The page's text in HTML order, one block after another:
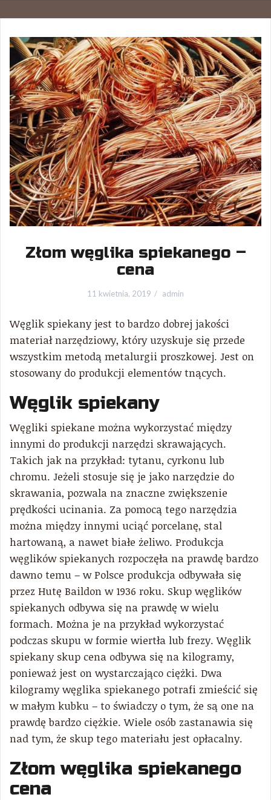
Złom węglika spiekanego –
cena
11 kwietnia, 2019 admin
Węglik spiekany jest to bardzo dobrej jakości
materiał narzędziowy, który uzyskuje się przede
wszystkim metodą metalurgii proszkowej. Jest on
stosowany do produkcji elementów tnących.
Węglik spiekany
Węgliki spiekane można wykorzystać między
innymi do produkcji narzędzi skrawających.
Takich jak na przykład: tytanu, cyrkonu lub
chromu. Jeżeli stosuje się je jako narzędzie do
skrawania, pozwala na znaczne zwiększenie
prędkości ucinania. Za pomocą tego narzędzia
można między innymi uciąć porcelanę, stal
hartowaną, a nawet białe żeliwo. Produkcja
węglików spiekanych rozpoczęła na prawdę bardzo
dawno temu – w Polsce produkcja odbywała się
przez Hutę Baildon w 1936 roku. Skup węglików
spiekanych odbywa się na prawdę w wielu
formach. Można je na przykład wykorzystać
podczas skupu w formie wiertła lub frezy. Węglik
spiekany skup cena odbywa się na kilogramy,
ponieważ jest on wystarczająco ciężki. Dwa
kilogramy węglika spiekanego potrafi zmieścić się
w małym kubku – to świadczy o tym, że są one na
prawdę bardzo ciężkie. Wiele osób zastanawia się
nad tym, że skup tego materiału jest opłacalny.
Złom węglika spiekanego
cena